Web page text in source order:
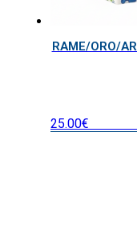
RAME/ORO/
25.00€